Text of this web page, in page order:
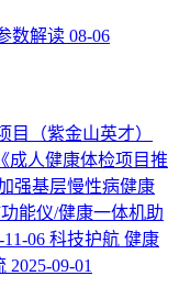
数解读 08-06
（紫金山英才）
成人健康体检项目推
强基层慢性病健康
能仪/健康一体机助
11-06 科技护航 健康
2025-09-01